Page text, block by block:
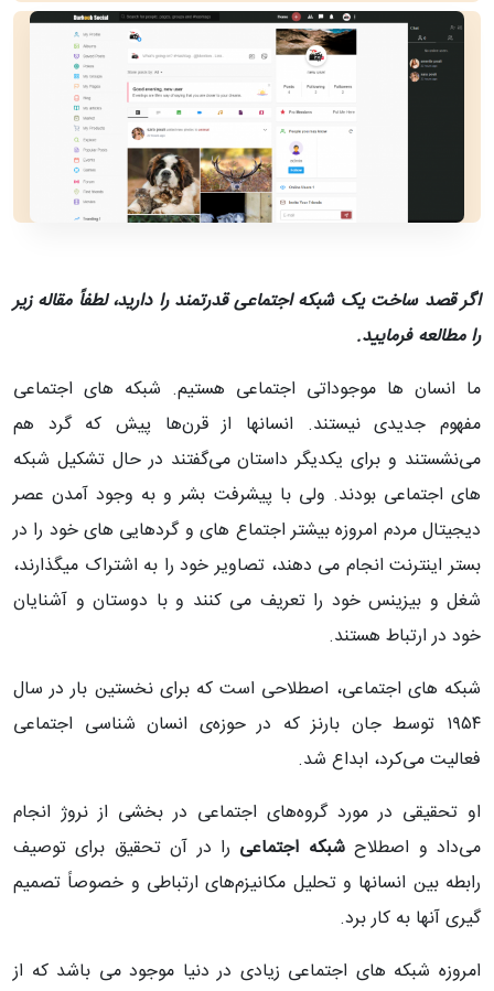
اگر قصد ساخت یک شبکه اجتماعی قدرتمند را دارید، لطفاً مقاله زیر
را مطالعه فرمایید.
ما انسان ها موجوداتی اجتماعی هستیم. شبکه های اجتماعی
مفهوم جدیدی نیستند. انسانها از قرن‌ها پیش که گرد هم
می‌نشستند و برای یکدیگر داستان می‌گفتند در حال تشکیل شبکه
های اجتماعی بودند. ولی با پیشرفت بشر و به وجود آمدن عصر
دیجیتال مردم امروزه بیشتر اجتماع های و گردهایی های خود را در
بستر اینترنت انجام می دهند، تصاویر خود را به اشتراک میگذارند،
شغل و بیزینس خود را تعریف می کنند و با دوستان و آشنایان
خود در ارتباط هستند.
شبکه های اجتماعی، اصطلاحی است که برای نخستین بار در سال
۱۹۵۴ توسط جان بارنز که در حوزه‌ی انسان شناسی اجتماعی
فعالیت می‌کرد، ابداع شد.
او تحقیقی در مورد گروه‌های اجتماعی در بخشی از نروژ انجام
می‌داد و اصطلاحشبکه اجتماعی را در آن تحقیق برای توصیف
رابطه بین انسانها و تحلیل مکانیزم‌های ارتباطی و خصوصاً تصمیم
گیری آنها به کار برد.
امروزه شبکه های اجتماعی زیادی در دنیا موجود می باشد که از